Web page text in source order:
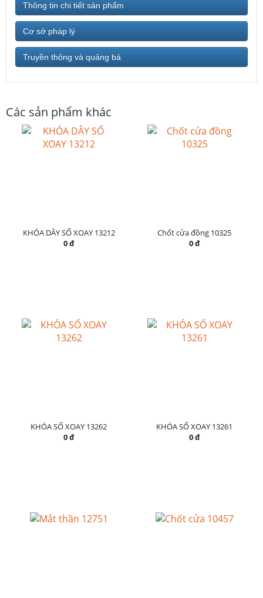
Thông tin chi tiết sản phẩm
Cơ sở pháp lý
Truyền thông và quảng bá
Các sản phẩm khác
KHÓA DÂY SỐ XOAY 13212
0 đ
Chốt cửa đồng 10325
0 đ
KHÓA SỐ XOAY 13262
0 đ
KHÓA SỐ XOAY 13261
0 đ